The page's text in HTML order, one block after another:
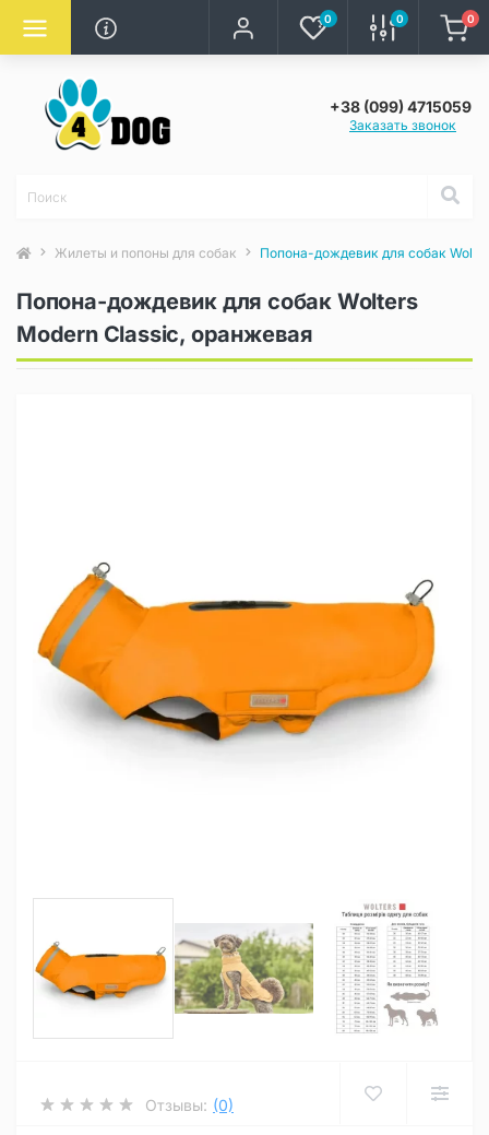
0 0 0
+38 (099) 4715059
Заказать звонок
Жилеты и попоны для собак Попона-дождевик для собак
Попона-дождевик для собак Wolters
Modern Classic, оранжевая
Отзывы: (0)